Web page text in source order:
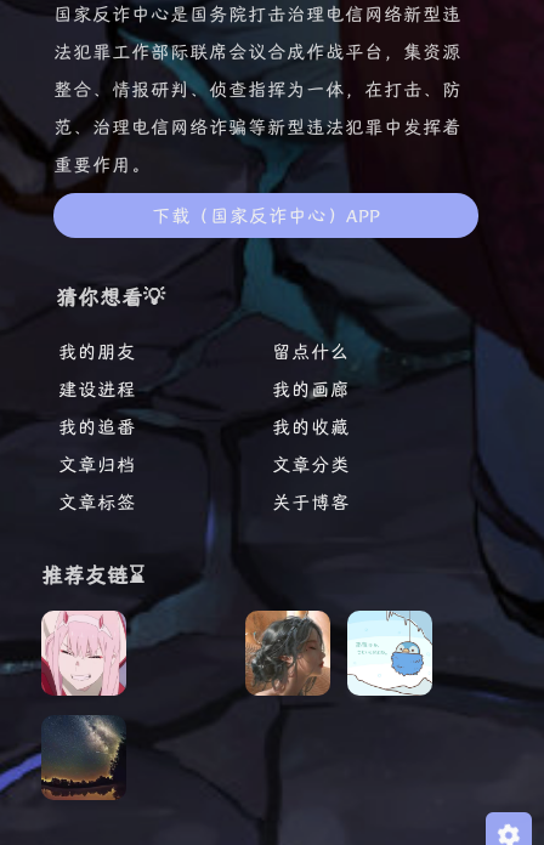
国家反诈中心是国务院打击治理电信网络新型违
法犯罪工作部际联席会议合成作战平台，集资源
整合、情报研判、侦查指挥为一体，在打击、防
范、治理电信网络诈骗等新型违法犯罪中发挥着
重要作用。
下载（国家反诈中心）APP
猜你想看💡
我的朋友
留点什么
建设进程
我的画廊
我的追番
我的收藏
文章归档
文章分类
文章标签
关于博客
推荐友链⌛